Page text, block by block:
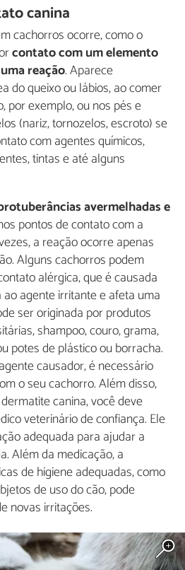
canina
cachorros ocorre, como o
contato com um elemento
reação. Aparece
do queixo ou lábios, ao comer
por exemplo, ou nos pés e
(nariz, tornozelos, escroto) se
com agentes químicos,
tintas e até alguns
avermelhadas e
pontos de contato com a
a reação ocorre apenas
Alguns cachorros podem
alérgica, que é causada
agente irritante e afeta uma
ser originada por produtos
shampoo, couro, grama,
potes de plástico ou borracha.
causador, é necessário
o seu cachorro. Além disso,
canina, você deve
veterinário de confiança. Ele
adequada para ajudar a
Além da medicação, a
de higiene adequadas, como
de uso do cão, pode
novas irritações.